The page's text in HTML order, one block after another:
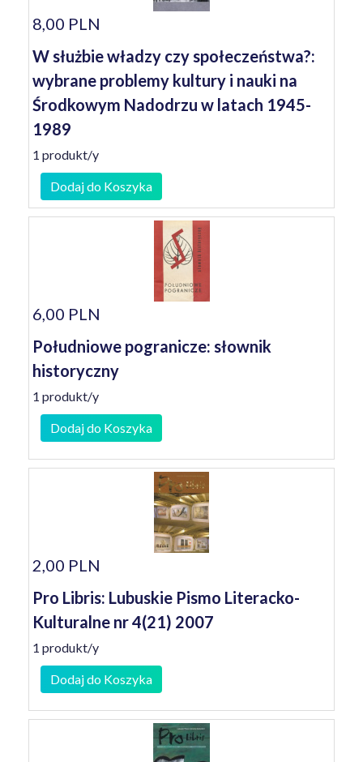
8,00 PLN
W służbie władzy czy społeczeństwa?:
wybrane problemy kultury i nauki na
Środkowym Nadodrzu w latach 1945-
1989
1 produkt/y
Dodaj do Koszyka
6,00 PLN
Południowe pogranicze: słownik
historyczny
1 produkt/y
Dodaj do Koszyka
2,00 PLN
Pro Libris: Lubuskie Pismo Literacko-
Kulturalne nr 4(21) 2007
1 produkt/y
Dodaj do Koszyka